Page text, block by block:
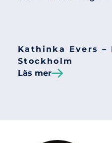
Kathinka Evers –
Stockholm
Läs mer